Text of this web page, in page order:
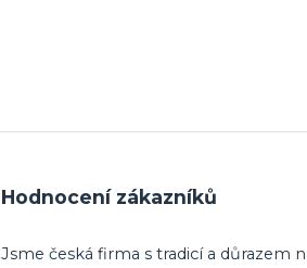
Hodnocení zákazníků
Jsme česká firma s tradicí a důrazem